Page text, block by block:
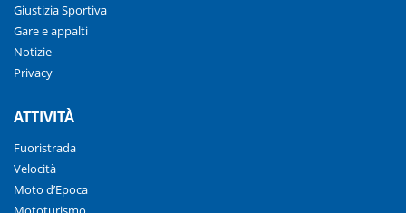
Giustizia Sportiva
Gare e appalti
Notizie
Privacy
ATTIVITÀ
Fuoristrada
Velocità
Moto d’Epoca